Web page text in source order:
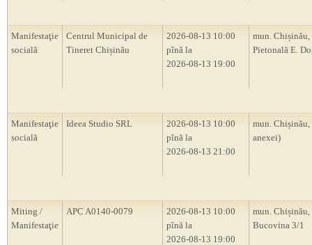
Manifestaţie
socială
Centrul Municipal de
Tineret Chișinău
2026-08-13 10:00
pînă la
2026-08-13 19:00
mun. Chișinău,
Pietonală E.
Manifestaţie
socială
Ideea Studio SRL
2026-08-13 10:00
pînă la
2026-08-13 21:00
mun.
anexei)
Miting /
Manifestaţie
APC A0140-0079
2026-08-13 10:00
pînă la
2026-08-13 19:00
mun. Chișinău,
Bucovina 3/1